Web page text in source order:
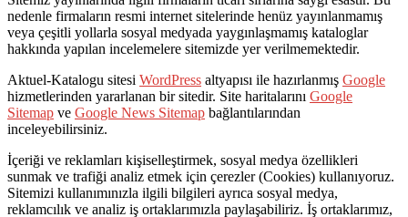
nedenle firmaların resmi internet sitelerinde henüz yayınlanmamış
veya çeşitli yollarla sosyal medyada yaygınlaşmamış kataloglar
hakkında yapılan incelemelere sitemizde yer verilmemektedir.
Aktuel-Katalogu sitesi WordPress altyapısı ile hazırlanmış Google
hizmetlerinden yararlanan bir sitedir. Site haritalarını Google
Sitemap ve Google News Sitemap bağlantılarından
inceleyebilirsiniz.
İçeriği ve reklamları kişiselleştirmek, sosyal medya özellikleri
sunmak ve trafiği analiz etmek için çerezler (Cookies) kullanıyoruz.
Sitemizi kullanımınızla ilgili bilgileri ayrıca sosyal medya,
reklamcılık ve analiz iş ortaklarımızla paylaşabiliriz. İş ortaklarımız,